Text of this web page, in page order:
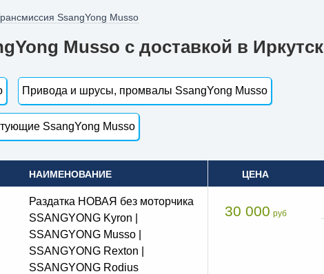
SsangYong Musso
Musso с доставкой в Иркутск
Привода и шрусы, промвалы SsangYong Musso
SsangYong Musso
НАИМЕНОВАНИЕ ЦЕНА
Раздатка НОВАЯ без моторчика
SSANGYONG Kyron |
SSANGYONG Musso |
SSANGYONG Rexton |
SSANGYONG Rodius
30 000 руб